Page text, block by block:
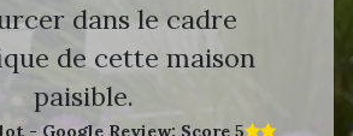
dans le cadre
de cette maison
paisible.
- Google Review: Score 5​